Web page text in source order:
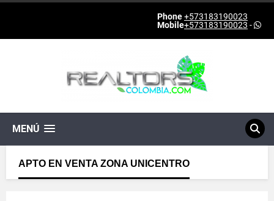
Phone+573183190023
Mobile+573183190023 -
MENÚ
APTO EN VENTA ZONA UNICENTRO